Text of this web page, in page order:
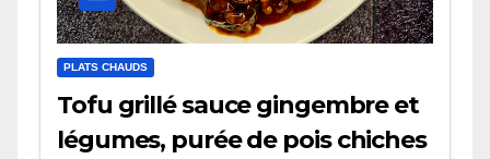
PLATS CHAUDS
Tofu grillé sauce gingembre et
légumes, purée de pois chiches